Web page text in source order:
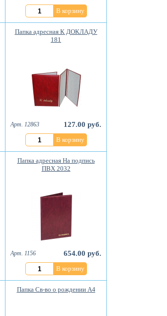
В корзину
Папка адресная К ДОКЛАДУ
181
Арт. 12863 127.00 руб.
В корзину
Папка адресная На подпись
ПВХ 2032
Арт. 1156 654.00 руб.
В корзину
Папка Св-во о рождении А4